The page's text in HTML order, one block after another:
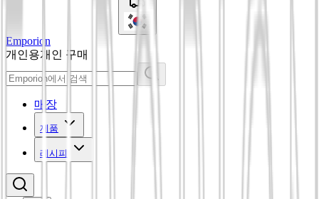
Emporion
개인용개인 구매
매장
제품
레시피